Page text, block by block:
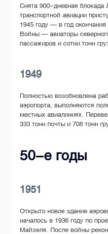
Снята 900-дневная блокада
транспортной авиации
1945 году — в год
Войны — авиаторы
пассажиров и сотни тонн
1949
Полностью возобновлена
аэропорта, выполняются
местных авиалиниях.
333 тонн почты и 708 тонн
50-е годы
1951
Открыто новое здание
началось в 1936 году по
Майзеля. После войны